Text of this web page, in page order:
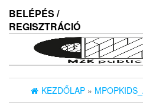
the
BELÉPÉS /
REGISZTRÁCIÓ
KEZDŐLAP »